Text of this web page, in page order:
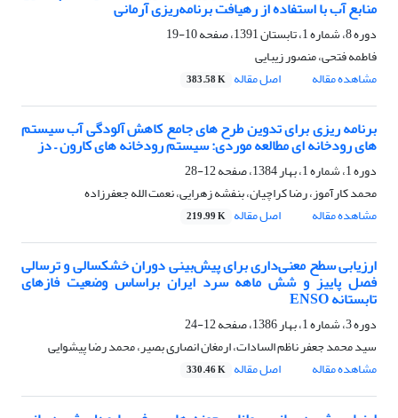
منابع آب با استفاده از رهیافت برنامه‌ریزی آرمانی
دوره 8، شماره 1، تابستان 1391، صفحه
10-19
فاطمه فتحی، منصور زیبایی
مشاهده مقاله
اصل مقاله 383.58 K
برنامه ریزی برای تدوین طرح های جامع کاهش آلودگی آب سیستم
های رودخانه ای مطالعه موردی: سیستم رودخانه های کارون – دز
دوره 1، شماره 1، بهار 1384، صفحه
12-28
محمد کارآموز، رضا کراچیان، بنفشه زهرایی، نعمت الله جعفرزاده
مشاهده مقاله
اصل مقاله 219.99 K
ارزیابی سطح معنی‌داری برای پیش‌بینی دوران خشکسالی و ترسالی
فصل پاییز و شش ماهه سرد ایران براساس وضعیت فازهای
تابستانه ENSO
دوره 3، شماره 1، بهار 1386، صفحه
12-24
سید محمد جعفر ناظم السادات، ارمغان انصاری بصیر، محمد رضا پیشوایی
مشاهده مقاله
اصل مقاله 330.46 K